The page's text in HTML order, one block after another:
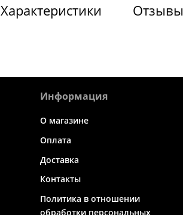
Характеристики Отзывы
Информация
О магазине
Оплата
Доставка
Контакты
Политика в отношении
обработки персональных